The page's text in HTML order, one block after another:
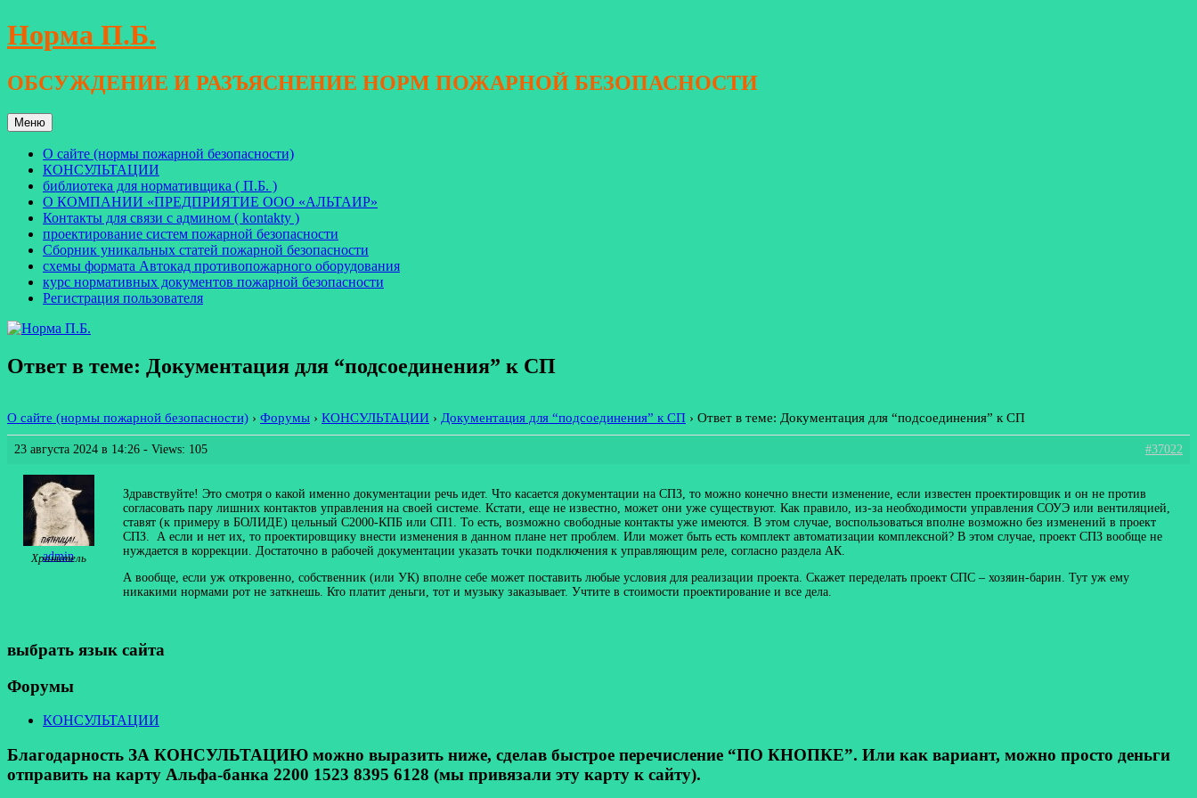
Перейти
к
Норма П.Б.
ОБСУЖДЕНИЕ И РАЗЪЯСНЕНИЕ НОРМ ПОЖАРНОЙ БЕЗОПАСНОСТИ
Меню
О сайте (нормы пожарной безопасности)
КОНСУЛЬТАЦИИ
библиотека для нормативщика ( П.Б. )
О КОМПАНИИ «ПРЕДПРИЯТИЕ ООО «АЛЬТАИР»
Контакты для связи с админом ( kontakty )
проектирование систем пожарной безопасности
Сборник уникальных статей пожарной безопасности
схемы формата Автокад противопожарного оборудования
курс нормативных документов пожарной безопасности
Регистрация пользователя
Ответ в теме: Документация для “подсоединения” к СП
О сайте (нормы пожарной безопасности) › Форумы › КОНСУЛЬТАЦИИ › Документация для “подсоединения” к СП › Ответ в теме: Документация для “подсоединения” к СП
23 августа 2024 в 14:26 - Views: 105 #37022
admin
Хранитель
Здравствуйте! Это смотря о какой именно документации речь идет. Что касается документации на СПЗ, то можно конечно внести изменение, если известен проектировщик и он не против
согласовать пару лишних контактов управления на своей системе. Кстати, еще не известно, может они уже существуют. Как правило, из-за необходимости управления СОУЭ или вентиляцией,
ставят (к примеру в БОЛИДЕ) цельный С2000-КПБ или СП1. То есть, возможно свободные контакты уже имеются. В этом случае, воспользоваться вполне возможно без изменений в проект
СПЗ. А если и нет их, то проектировщику внести изменения в данном плане нет проблем. Или может быть есть комплект автоматизации комплексной? В этом случае, проект СПЗ вообще не
нуждается в коррекции. Достаточно в рабочей документации указать точки подключения к управляющим реле, согласно раздела АК.
А вообще, если уж откровенно, собственник (или УК) вполне себе может поставить любые условия для реализации проекта. Скажет переделать проект СПС – хозяин-барин. Тут уж ему
никакими нормами рот не заткнешь. Кто платит деньги, тот и музыку заказывает. Учтите в стоимости проектирование и все дела.
выбрать язык сайта
Форумы
КОНСУЛЬТАЦИИ
Благодарность ЗА КОНСУЛЬТАЦИЮ можно выразить ниже, сделав быстрое перечисление “ПО КНОПКЕ”. Или как вариант, можно просто деньги
отправить на карту Альфа-банка 2200 1523 8395 6128 (мы привязали эту карту к сайту).